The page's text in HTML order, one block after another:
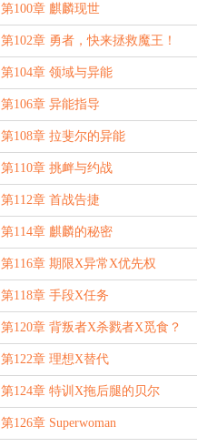
第100章 麒麟现世
第102章 勇者，快来拯救魔王！
第104章 领域与异能
第106章 异能指导
第108章 拉斐尔的异能
第110章 挑衅与约战
第112章 首战告捷
第114章 麒麟的秘密
第116章 期限X异常X优先权
第118章 手段X任务
第120章 背叛者X杀戮者X觅食？
第122章 理想X替代
第124章 特训X拖后腿的贝尔
第126章 Superwoman